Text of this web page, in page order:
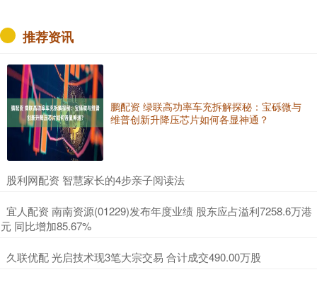
推荐资讯
鹏配资 绿联高功率车充拆解探秘：宝砾微与
维普创新升降压芯片如何各显神通？
​股利网配资 智慧家长的4步亲子阅读法
​宜人配资 南南资源(01229)发布年度业绩 股东应占溢利7258.6万港
元 同比增加85.67%
​久联优配 光启技术现3笔大宗交易 合计成交490.00万股